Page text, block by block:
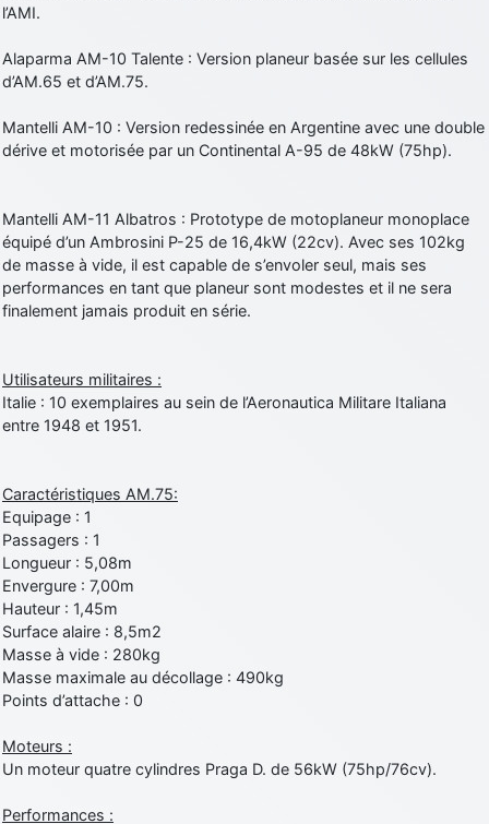
l’AMI.
Alaparma AM-10 Talente : Version planeur basée sur les cellules
d’AM.65 et d’AM.75.
Mantelli AM-10 : Version redessinée en Argentine avec une double
dérive et motorisée par un Continental A-95 de 48kW (75hp).
Mantelli AM-11 Albatros : Prototype de motoplaneur monoplace
équipé d’un Ambrosini P-25 de 16,4kW (22cv). Avec ses 102kg
de masse à vide, il est capable de s’envoler seul, mais ses
performances en tant que planeur sont modestes et il ne sera
finalement jamais produit en série.
Utilisateurs militaires :
Italie : 10 exemplaires au sein de l’Aeronautica Militare Italiana
entre 1948 et 1951.
Caractéristiques AM.75:
Equipage : 1
Passagers : 1
Longueur : 5,08m
Envergure : 7,00m
Hauteur : 1,45m
Surface alaire : 8,5m2
Masse à vide : 280kg
Masse maximale au décollage : 490kg
Points d’attache : 0
Moteurs :
Un moteur quatre cylindres Praga D. de 56kW (75hp/76cv).
Performances :